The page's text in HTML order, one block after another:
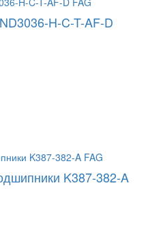
H-C-T-AF-D
K387-382-A